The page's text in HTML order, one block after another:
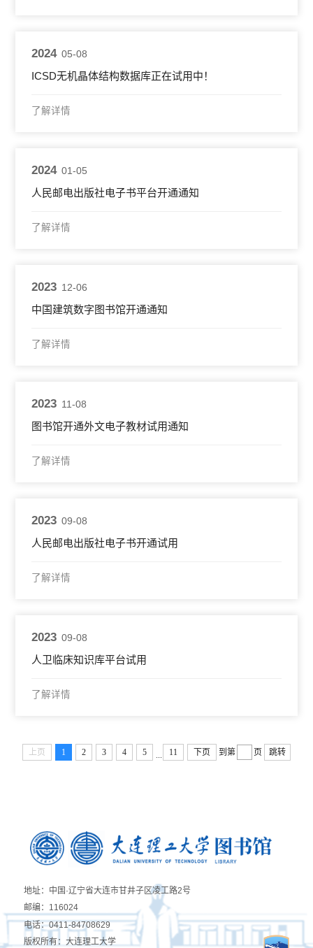
2024 05-08
ICSD无机晶体结构数据库正在试用中！
了解详情
2024 01-05
人民邮电出版社电子书平台开通通知
了解详情
2023 12-06
中国建筑数字图书馆开通通知
了解详情
2023 11-08
图书馆开通外文电子教材试用通知
了解详情
2023 09-08
人民邮电出版社电子书开通试用
了解详情
2023 09-08
人卫临床知识库平台试用
了解详情
上页 1 2 3 4 5 ... 11 下页 到第 页 跳转
地址：中国·辽宁省大连市甘井子区凌工路2号
邮编：116024
电话：0411-84708629
版权所有：大连理工大学